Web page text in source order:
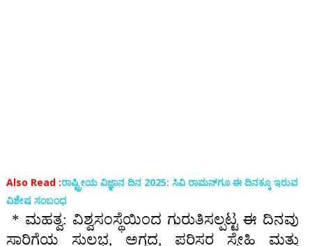
Also Read :ರಾಷ್ಟ್ರೀಯ ವಿಜ್ಞಾನ ದಿನ 2025: ಸಿವಿ ರಾಮನ್​​ಗೂ ಈ ದಿನಕ್ಕೂ ಇರುವ
ವಿಶೇಷ ಸಂಬಂಧ
* ಮಹತ್ವ: ವಿಶ್ವಸಂಸ್ಥೆಯಿಂದ ಗುರುತಿಸಲ್ಪಟ್ಟ ಈ ದಿನವು
ಸಾರಿಗೆಯ ಸುಲಭ, ಅಗ್ಗದ, ಪರಿಸರ ಸ್ನೇಹಿ ಮತ್ತು